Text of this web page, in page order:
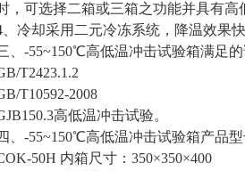
，可选择二箱或三箱之功能并具有高
、冷却采用二元冷冻系统，降温效果
、-55~150℃高低温冲击试验箱满足的
T2423.1.2
T10592-2008
高低温冲击试验。
、-55~150℃高低温冲击试验箱产品
50H 内箱尺寸：350×350×400